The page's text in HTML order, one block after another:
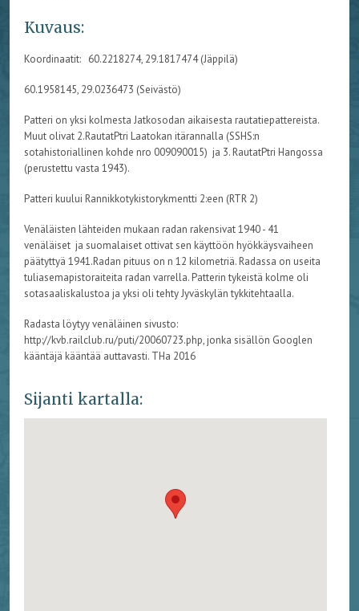
Kuvaus:
Koordinaatit: 60.2218274, 29.1817474 (Jäppilä)
60.1958145, 29.0236473 (Seivästö)
Patteri on yksi kolmesta Jatkosodan aikaisesta rautatiepattereista.
Muut olivat 2.RautatPtri Laatokan itärannalla (SSHS:n
sotahistoriallinen kohde nro 009090015) ja 3. RautatPtri Hangossa
(perustettu vasta 1943).
Patteri kuului Rannikkotykistorykmentti 2:een (RTR 2)
Venäläisten lähteiden mukaan radan rakensivat 1940 - 41
venäläiset ja suomalaiset ottivat sen käyttöön hyökkäysvaiheen
päätyttyä 1941.Radan pituus on n 12 kilometriä. Radassa on useita
tuliasemapistoraiteita radan varrella. Patterin tykeistä kolme oli
sotasaaliskalustoa ja yksi oli tehty Jyväskylän tykkitehtaalla.
Radasta löytyy venäläinen sivusto:
http://kvb.railclub.ru/puti/20060723.php, jonka sisällön Googlen
kääntäjä kääntää auttavasti. THa 2016
Sijanti kartalla: